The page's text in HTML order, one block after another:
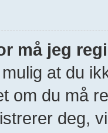
må jeg
at du
om du må
deg,